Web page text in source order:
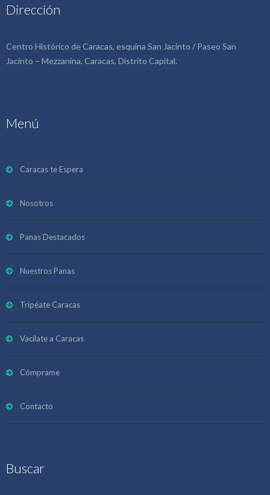
Dirección
Centro Histórico de Caracas, esquina San Jacinto / Paseo San
Jacinto – Mezzanina. Caracas, Distrito Capital.
Menú
Caracas te Espera
Nosotros
Panas Destacados
Nuestros Panas
Tripéate Caracas
Vacílate a Caracas
Cómprame
Contacto
Buscar